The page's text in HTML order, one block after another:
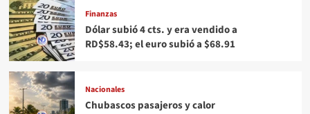
Finanzas
Dólar subió 4 cts. y era vendido a
RD$58.43; el euro subió a $68.91
Nacionales
Chubascos pasajeros y calor